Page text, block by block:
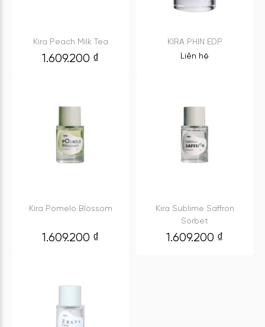
Kira Peach Milk Tea
1.609.200 ₫
KIRA PHIN EDP
Liên hệ
Kira Pomelo Blossom
1.609.200 ₫
Kira Sublime Saffron
Sorbet
1.609.200 ₫